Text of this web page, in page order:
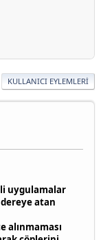
KULLANICI EYLEMLERI
uygulamalar
atan
alınmaması